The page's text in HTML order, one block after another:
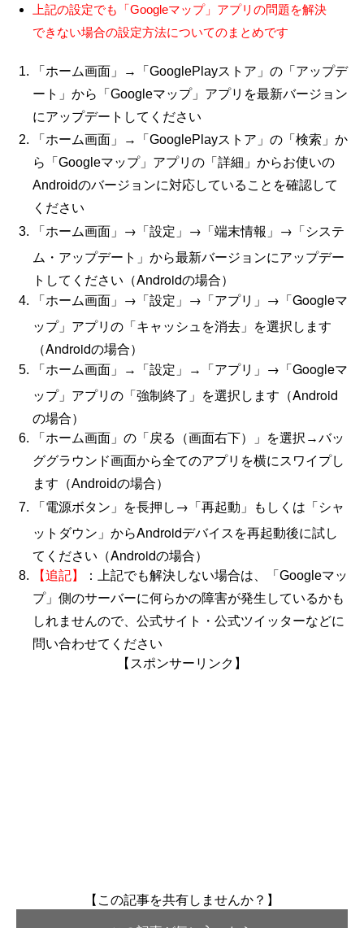
上記の設定でも「Googleマップ」アプリの問題を解決
できない場合の設定方法についてのまとめです
「ホーム画面」→ 「 GooglePlayストア」の「アップデ
ート」から「Googleマップ」アプリを最新バージョン
にアップデートしてください
「ホーム画面」→
「 GooglePlayストア」の「検索」か
ら「Googleマップ」アプリの「詳細」からお使いの
Androidのバージョンに対応していることを確認して
ください
「ホーム画面」→「設定」→「端末情報」→「システ
ム・アップデート」から最新バージョンにアップデー
トしてください（Androidの場合）
「ホーム画面」→「設定」→「アプリ」→「Googleマ
ップ」アプリの「キャッシュを消去」を選択します
（Androidの場合）
「ホーム画面」→「設定」→
「アプリ」→「Googleマ
ップ」アプリの「強制終了」を選択します（Android
の場合）
「ホーム画面」の「戻る（画面右下）」を選択→バッ
ググラウンド画面から全てのアプリを横にスワイプし
ます（Androidの場合）
「電源ボタン」を長押し→「再起動」もしくは「シャ
ットダウン」からAndroidデバイスを再起動後に試し
てください（Androidの場合）
【追記】
：上記でも解決しない場合は、「Googleマッ
プ」 側のサーバーに何らかの障害が発生しているかも
しれませんので、公式サイト・公式ツイッターなどに
問い合わせてください
【スポンサーリンク】
【この記事を共有しませんか？】